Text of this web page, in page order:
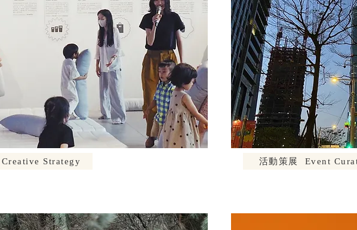
Strategy 活動策展 Event